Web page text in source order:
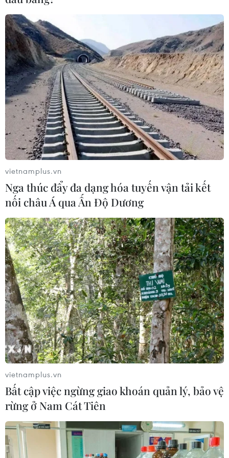
Trong một tháng qua, số ca mắc COVID-19 hằng ngày ở
Mỹ đã tăng gấp 6 lần, trong khi số ca tử vong tăng gấp
4 lần. Từ 10/8, Singapore sẽ mở cửa đường biên giới
cho người mang thẻ lao động.
Lào ứng phó lây nhiễm gia tăng,
Campuchia yêu cầu đẩy nhanh tiêm
chủng
27/08/2021 09:24
Bộ Y tế Lào đã chuẩn bị cơ sở vật chất để tiếp tục ứng
phó với số ca mắc mới COVID-19 trong cộng đồng ở
mức cao, trong khi Thủ tướng Campuchia yêu cầu các
tỉnh phải đẩy nhanh tiến độ tiêm chủng.
vietnamplus.vn
Nga thúc đẩy đa dạng hóa tuyến vận tải kết
nối châu Á qua Ấn Độ Dương
vietnamplus.vn
Bất cập việc ngừng giao khoán quản lý, bảo vệ
rừng ở Nam Cát Tiên